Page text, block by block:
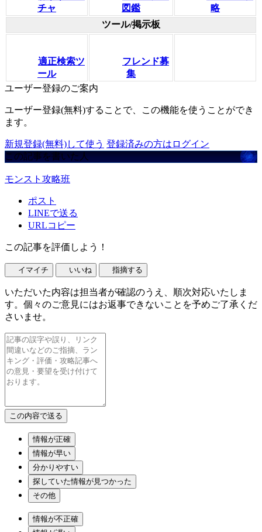
チャ
図鑑
略
ツール/掲示板
適正検索ツ
ール
フレンド募
集
ユーザー登録のご案内
ユーザー登録(無料)することで、この機能を使うことができ
ます。
新規登録(無料)して使う 登録済みの方はログイン
この記事を書いた人
モンスト攻略班
ポスト
LINEで送る
URLコピー
この記事を評価しよう！
イマイチ いいね 指摘する
いただいた内容は担当者が確認のうえ、順次対応いたしま
す。個々のご意見にはお返事できないことを予めご了承くだ
さいませ。
情報が正確
情報が早い
分かりやすい
探していた情報が見つかった
その他
情報が不正確